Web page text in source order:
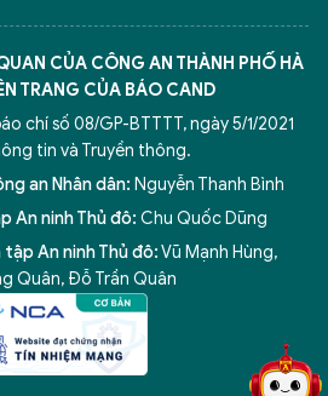
CỦA CÔNG AN THÀNH PHỐ HÀ
TRANG CỦA BÁO CAND
chí số 08/GP-BTTTT, ngày 5/1/2021
tin và Truyền thông.
an Nhân dân: Nguyễn Thanh Bình
An ninh Thủ đô: Chu Quốc Dũng
tập An ninh Thủ đô:Vũ Mạnh Hùng,
Quân, Đỗ Trần Quân
Nội giải pháp xử lý điểm nghẽn của